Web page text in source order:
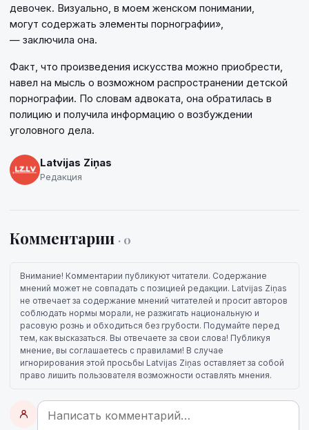
девочек. Визуально, в моем женском понимании,
могут содержать элементы порнографии»,
— заключила она.
Факт, что произведения искусства можно приобрести,
навел на мысль о возможном распространении детской
порнографии. По словам адвоката, она обратилась в
полицию и получила информацию о возбуждении
уголовного дела.
Latvijas Ziņas
Редакция
Комментарии · 0
Внимание! Комментарии публикуют читатели. Содержание
мнений может не совпадать с позицией редакции. Latvijas Ziņas
не отвечает за содержание мнений читателей и просит авторов
соблюдать нормы морали, не разжигать национальную и
расовую рознь и обходиться без грубости. Подумайте перед
тем, как высказаться. Вы отвечаете за свои слова! Публикуя
мнение, вы соглашаетесь с правилами! В случае
игнорирования этой просьбы Latvijas Ziņas оставляет за собой
право лишить пользователя возможности оставлять мнения.